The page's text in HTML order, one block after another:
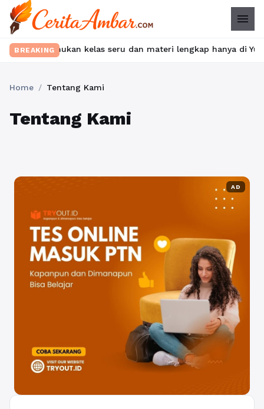
menu
BREAKING
Temukan kelas seru dan materi lengkap hanya di
Home / Tentang Kami
Tentang Kami
AD